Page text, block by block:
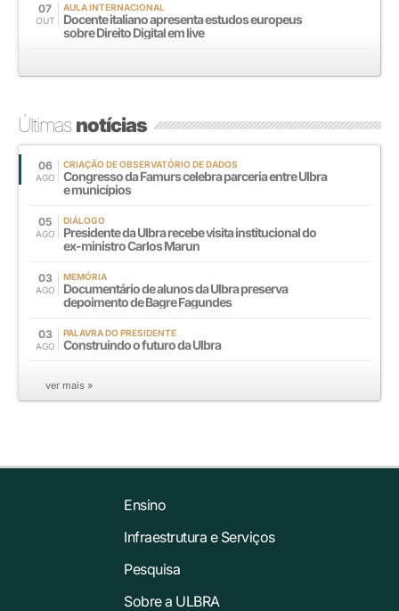
07
OUT
AULA INTERNACIONAL
Docente italiano apresenta estudos europeus
sobre Direito Digital em live
Últimasnotícias
06
AGO
CRIAÇÃO DE OBSERVATÓRIO DE DADOS
Congresso da Famurs celebra parceria entre Ulbra
e municípios
05
AGO
DIÁLOGO
Presidente da Ulbra recebe visita institucional do
ex-ministro Carlos Marun
03
AGO
MEMÓRIA
Documentário de alunos da Ulbra preserva
depoimento de Bagre Fagundes
03
AGO
PALAVRA DO PRESIDENTE
Construindo o futuro da Ulbra
ver mais »
Ensino
Infraestrutura e Serviços
Pesquisa
Sobre a ULBRA